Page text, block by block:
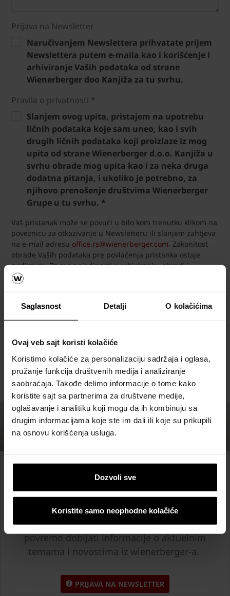
Saglasnost Detalji O kolačićima
Ovaj veb sajt koristi kolačiće
Koristimo kolačiće za personalizaciju sadržaja i oglasa,
pružanje funkcija društvenih medija i analiziranje
saobraćaja. Takođe delimo informacije o tome kako
koristite sajt sa partnerima za društvene medije,
oglašavanje i analitiku koji mogu da ih kombinuju sa
drugim informacijama koje ste im dali ili koje su prikupili
na osnovu korišćenja usluga.
Dozvoli sve
Koristite samo neophodne kolačiće
Prijava na Newsletter
Naručivanjem Newslettera prihvatate prijem
Newslettera putem e-maila kao i korišćenje i
arhiviranje Vaših podataka od strane
Wienerberger doo Kanjiža za tu svrhu.
Pravila o privatnosti *
Slanjem ovog upita, pristajem na upotrebu
ličnih podataka koje sam uneo, kao i svih
drugih ličnih podataka koji proizlaze iz mog
upita od strane Wienerberger d.o.o. Kanjiža u
svrhu obrade mog upita kao i za neka druga
dodatna pitanja, i ukoliko je potrebno, za
njihovo prenošenje društvima Wienerberger
Grupe u tu svrhu. *
Vaš pristanak može se povući u bilo kom trenutku klikom na
poveznicu za otkazivanje u Newsletteru ili slanjem zahtjeva
na e-mail adresu office.rs@wienerberger.com. Zakonitost
obrade Vaših podataka pre povlačenja pristanka ostaje
nedirnuta. Za sve pojedinosti o arhiviranju, obradi i
brisanju podataka kao i o Vašim pravima u vezi upotrebe
vaših ličnih podataka, upućujemo na naša
Prijavite se na Newsletter
Prijavite se na wienerberger Newsletter i
budite u toku! Na e-mail adresu ćete
povremo dobijati informacije o aktuelnim
temama i novostima iz wienerberger-a.
PRIJAVA NA NEWSLETTER